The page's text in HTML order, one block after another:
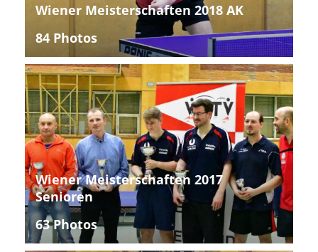
Wiener Meisterschaften 2018 AK
84 Photos
Wiener Meisterschaften 2017
Senioren
63 Photos